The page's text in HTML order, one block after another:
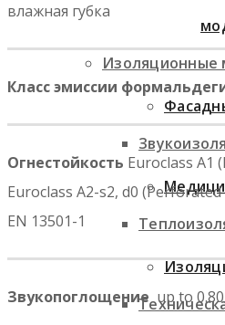
Изоляционные
влажная губка
Класс эмиссии
Огнестойкость Euroclass A1
Euroclass A2-s2, d0
EN 13501-1
Звукопоглощениеup to 0.80